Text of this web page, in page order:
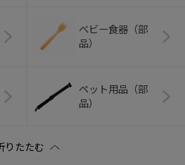
ベビー食器（部
品）
ペット用品（部
品）